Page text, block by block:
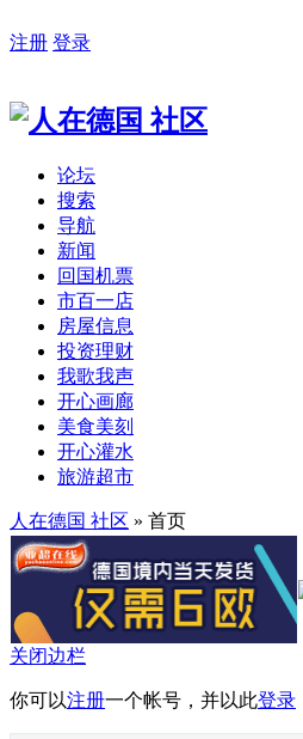
注册 登录
论坛
搜索
导航
新闻
回国机票
市百一店
房屋信息
投资理财
我歌我声
开心画廊
美食美刻
开心灌水
旅游超市
人在德国 社区 » 首页
关闭边栏
你可以注册一个帐号，并以此登录